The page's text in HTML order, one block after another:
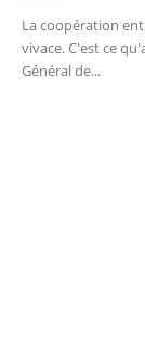
La coopération
vivace. C'est ce
Général de...